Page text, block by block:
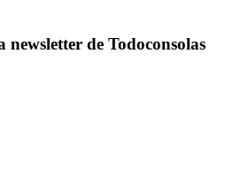
newsletter de Todoconsolas